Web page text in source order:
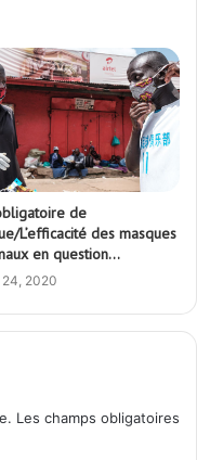
de
L’efficacité des masques
en question…
2020
Les champs obligatoires